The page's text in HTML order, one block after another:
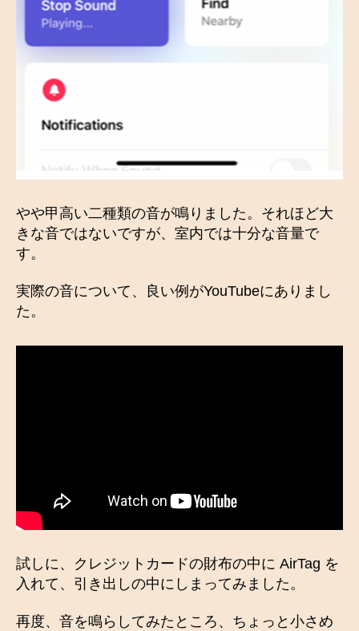
やや甲高い二種類の音が鳴りました。それほど大
きな音ではないですが、室内では十分な音量で
す。
実際の音について、良い例がYouTubeにありまし
た。
試しに、クレジットカードの財布の中に AirTag を
入れて、引き出しの中にしまってみました。
再度、音を鳴らしてみたところ、ちょっと小さめ